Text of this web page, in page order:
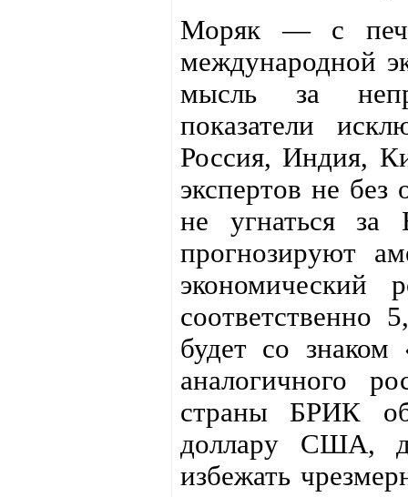
Моряк — с
международной
мысль за
показатели
Россия, Индия,
экспертов не
не угнаться
прогнозируют
будет со
аналогичного
страны БРИК
доллару США,
избежать